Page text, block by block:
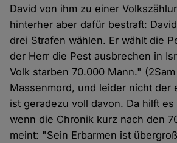
David von ihm zu einer
hinterher aber dafür bestraft:
drei Strafen wählen. Er wählt die
der Herr die Pest ausbrechen in
Volk starben 70.000 Mann." (2Sam
Massenmord, und leider nicht der
ist geradezu voll davon. Da hilft
wenn die Chronik kurz nach den
meint: "Sein Erbarmen ist